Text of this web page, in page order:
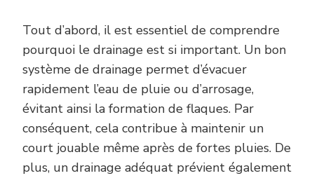
Tout d’abord, il est essentiel de comprendre
pourquoi le drainage est si important. Un bon
système de drainage permet d’évacuer
rapidement l’eau de pluie ou d’arrosage,
évitant ainsi la formation de flaques. Par
conséquent, cela contribue à maintenir un
court jouable même après de fortes pluies. De
plus, un drainage adéquat prévient également